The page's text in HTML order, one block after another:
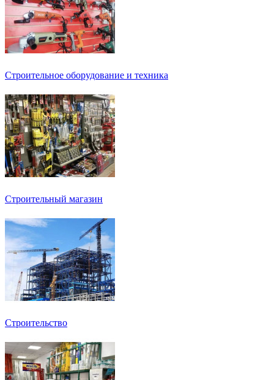
Строительное оборудование и техника
Строительный магазин
Строительство